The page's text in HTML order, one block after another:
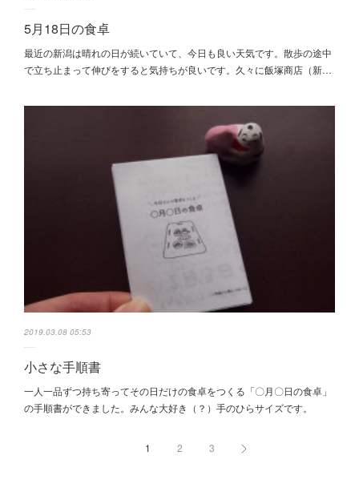
5月18日の食卓
最近の新潟は晴れの日が続いていて、今日も良い天気です。散歩の途中
で立ち止まって伸びをすると気持ちが良いです。久々に飯塚商店（新…
2019.03.08 05:53
小さな手順書
一人一品ずつ持ち寄ってその日だけの食卓をつくる「〇月〇日の食卓」
の手順書ができました。みんな大好き（？）手のひらサイズです。
1 2 3